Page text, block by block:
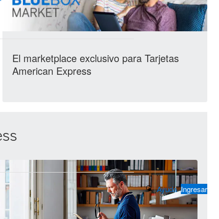
Search Button
Ayuda Ingresar
El marketplace exclusivo para Tarjetas
American Express